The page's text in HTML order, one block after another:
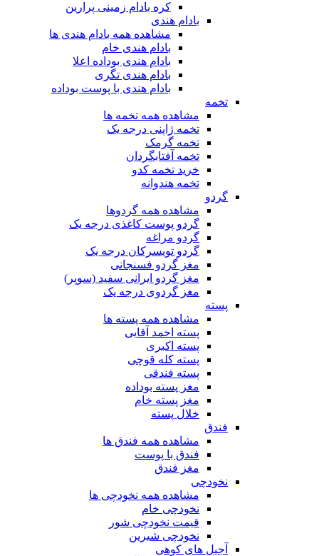
کره بادام زمینی پرارین
بادام هندی
مشاهده همه بادام هندی ها
بادام هندی خام
بادام هندی بوداده اعلا
بادام هندی تگری
بادام هندی با پوست بوداده
تخمه
مشاهده همه تخمه ها
تخمه ژاپنی درجه یک
تخمه گرمک
تخمه آفتابگردان
خرید تخمه کدو
تخمه هندوانه
گردو
مشاهده همه گردوها
گردو پوست کاغذی درجه یک
گردو مراغه
گردو تویسرکان درجه یک
مغز گردو فسنجانی
مغز گردو ایرانی سفید (سوپر)
مغز گردوی درجه یک
پسته
مشاهده همه پسته ها
پسته احمد آقایی
پسته اکبری
پسته کله قوچی
پسته فندقی
مغز پسته بوداده
مغز پسته خام
خلال پسته
فندق
مشاهده همه فندق ها
فندق با پوست
مغز فندق
نخودچی
مشاهده همه نخودچی ها
نخودچی خام
قیمت نخودچی شور
نخودچی شیرین
آجیل های کوهی